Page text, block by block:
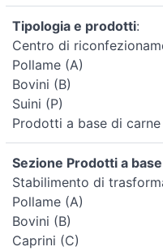
Tipologia e prodotti:
Centro di
Pollame (A)
Bovini (B)
Suini (P)
Prodotti a base di
Sezione Prodotti a
Stabilimento di
Pollame (A)
Bovini (B)
Caprini (C)